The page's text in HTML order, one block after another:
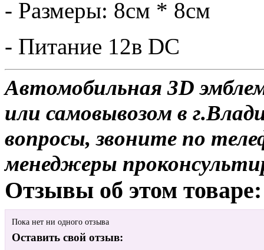
- Размеры: 8см * 8см
- Питание 12в DC
Автомобильная 3D
или самовывозом в
вопросы, звоните по
менеджеры
Отзывы об этом товаре:
Пока нет ни одного отзыва
Оставить свой отзыв: